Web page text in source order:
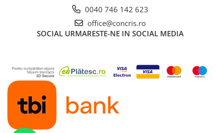
0040 746 142 623
office@concris.ro
SOCIAL URMARESTE-NE IN SOCIAL MEDIA